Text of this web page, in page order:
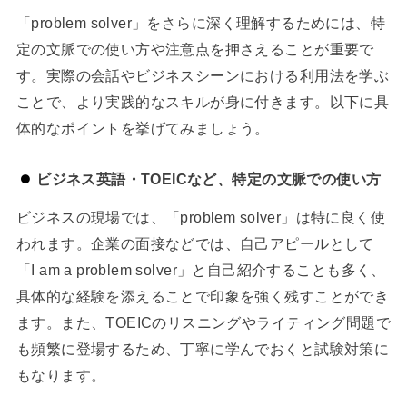
「problem solver」をさらに深く理解するためには、特
定の文脈での使い方や注意点を押さえることが重要で
す。実際の会話やビジネスシーンにおける利用法を学ぶ
ことで、より実践的なスキルが身に付きます。以下に具
体的なポイントを挙げてみましょう。
ビジネス英語・TOEICなど、特定の文脈での使い方
ビジネスの現場では、「problem solver」は特に良く使
われます。企業の面接などでは、自己アピールとして
「I am a problem solver」と自己紹介することも多く、
具体的な経験を添えることで印象を強く残すことができ
ます。また、TOEICのリスニングやライティング問題で
も頻繁に登場するため、丁寧に学んでおくと試験対策に
もなります。